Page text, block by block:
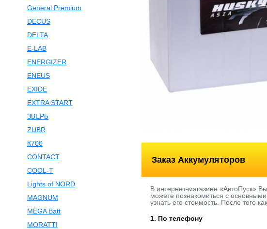
General Premium
DECUS
DELTA
E-LAB
ENERGIZER
ENEUS
EXIDE
EXTRA START
ЗВЕРЬ
ZUBR
К700
CONTACT
COOL-T
Lights of NORD
MAGNUM
MEGA Batt
MORATTI
Заказ Аккумуляторов
В интернет-магазине «АвтоПуск»
можете познакомиться с
узнать его стоимость. После того
1. По телефону